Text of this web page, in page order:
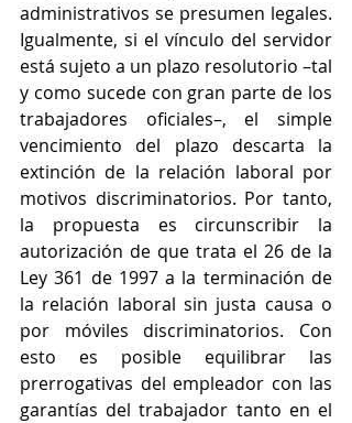
administrativos se presumen legales.
Igualmente, si el vínculo del servidor
está sujeto a un plazo resolutorio –tal
y como sucede con gran parte de los
trabajadores oficiales–, el simple
vencimiento del plazo descarta la
extinción de la relación laboral por
motivos discriminatorios. Por tanto,
la propuesta es circunscribir la
autorización de que trata el 26 de la
Ley 361 de 1997 a la terminación de
la relación laboral sin justa causa o
por móviles discriminatorios. Con
esto es posible equilibrar las
prerrogativas del empleador con las
garantías del trabajador tanto en el